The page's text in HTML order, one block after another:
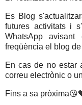
Es Blog
futures activitats i
WhatsApp
freqüència el blog
En cas de no estar
correu electrònic o
Fins a sa